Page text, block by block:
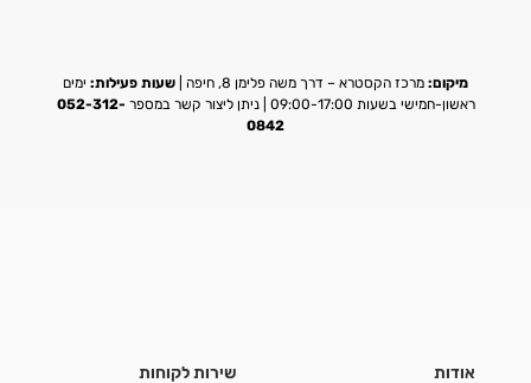
מיקום: מרכז הקסטרא – דרך משה פלימן 8, חיפה | שעות פעילות: ימים
ראשון-חמישי בשעות 09:00-17:00 | ניתן ליצור קשר במספר
052-312-
0842
אודות
שירות לקוחות